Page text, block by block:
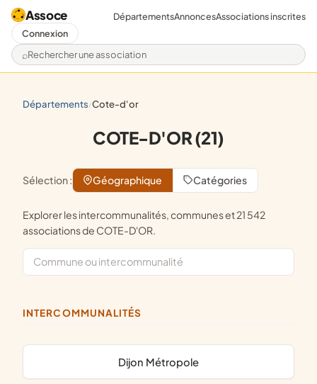
Assoce
Rechercher une association
DépartementsAnnoncesAssociations inscrites
Connexion
départements/ cote-d'or
COTE-D'OR (21)
Sélection : Géographique Catégories
Explorer les intercommunalités, communes et 21 542
associations de COTE-D'OR.
INTERCOMMUNALITÉS
Dijon Métropole